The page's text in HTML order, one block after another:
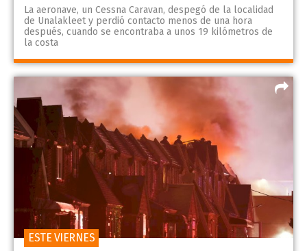
La aeronave, un Cessna Caravan, despegó de la localidad
de Unalakleet y perdió contacto menos de una hora
después, cuando se encontraba a unos 19 kilómetros de
la costa
ESTE VIERNES